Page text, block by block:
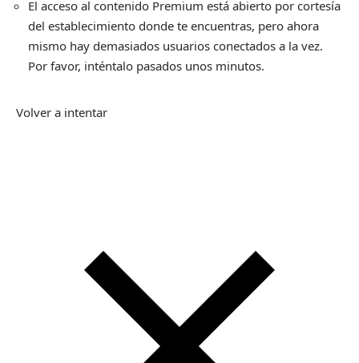
El acceso al contenido Premium está abierto por cortesía
del establecimiento donde te encuentras, pero ahora
mismo hay demasiados usuarios conectados a la vez.
Por favor, inténtalo pasados unos minutos.
Volver a intentar